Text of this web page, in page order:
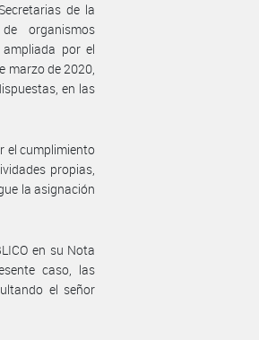
de la
organismos
por el
marzo de 2020,
en las
el cumplimiento
propias,
la asignación
en su Nota
caso, las
el señor